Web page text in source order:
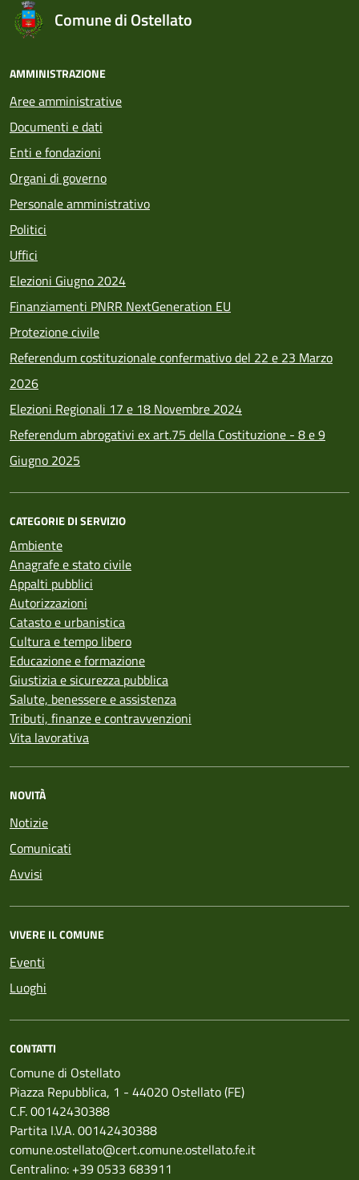
Comune di Ostellato
AMMINISTRAZIONE
Aree amministrative
Documenti e dati
Enti e fondazioni
Organi di governo
Personale amministrativo
Politici
Uffici
Elezioni Giugno 2024
Finanziamenti PNRR NextGeneration EU
Protezione civile
Referendum costituzionale confermativo del 22 e 23 Marzo
2026
Elezioni Regionali 17 e 18 Novembre 2024
Referendum abrogativi ex art.75 della Costituzione - 8 e 9
Giugno 2025
CATEGORIE DI SERVIZIO
Ambiente
Anagrafe e stato civile
Appalti pubblici
Autorizzazioni
Catasto e urbanistica
Cultura e tempo libero
Educazione e formazione
Giustizia e sicurezza pubblica
Salute, benessere e assistenza
Tributi, finanze e contravvenzioni
Vita lavorativa
NOVITÀ
Notizie
Comunicati
Avvisi
VIVERE IL COMUNE
Eventi
Luoghi
CONTATTI
Comune di Ostellato
Piazza Repubblica, 1 - 44020 Ostellato (FE)
C.F. 00142430388
Partita I.V.A. 00142430388
comune.ostellato@cert.comune.ostellato.fe.it
Centralino: +39 0533 683911